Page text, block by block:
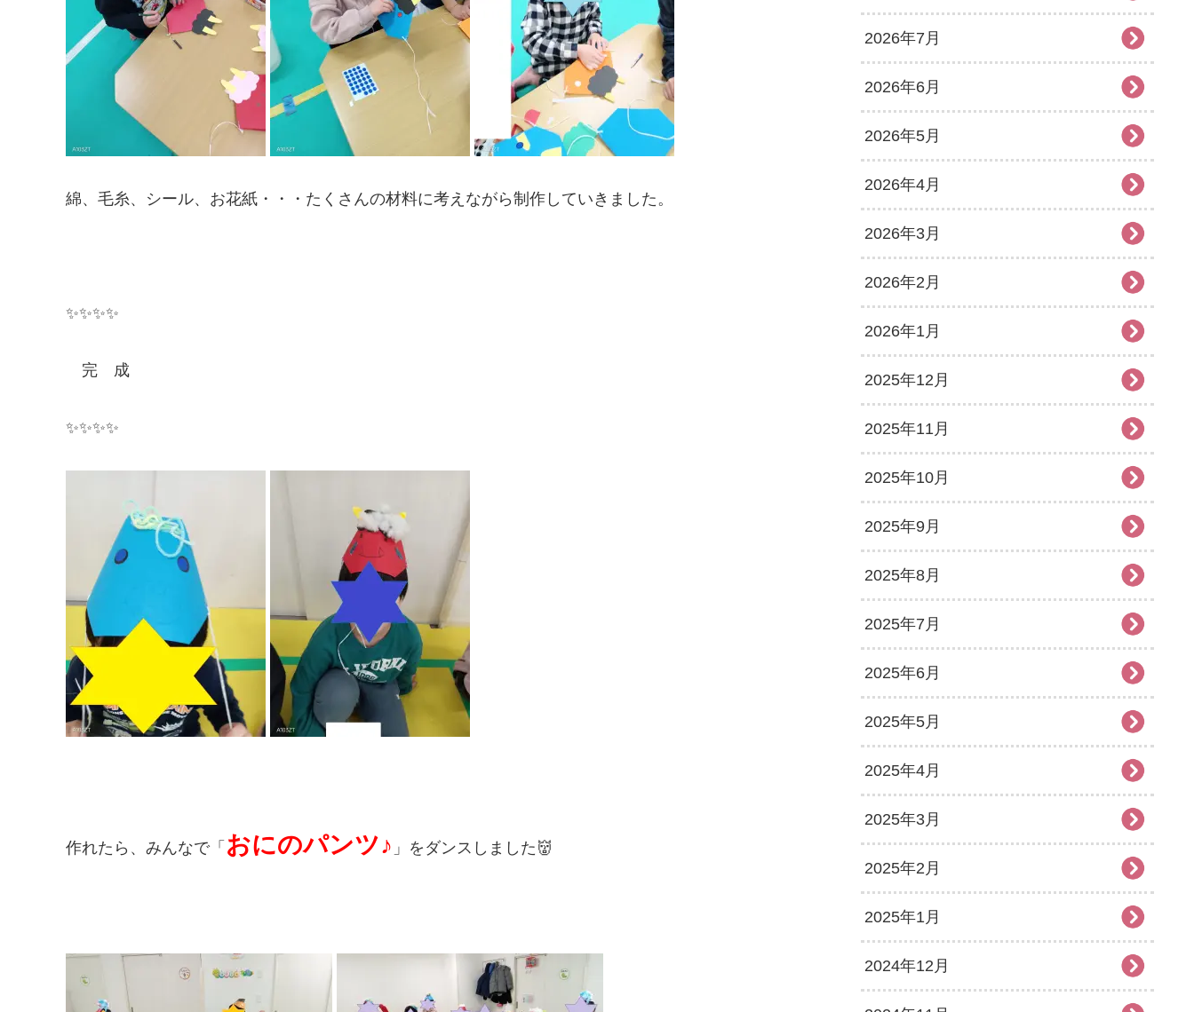
綿、毛糸、シール、お花紙・・・たくさんの材料に考えながら制作していきました。
✨✨✨✨
完 成
✨✨✨✨
作れたら、みんなで「 おにのパンツ♪ 」をダンスしました👹
2026年7月
2026年6月
2026年5月
2026年4月
2026年3月
2026年2月
2026年1月
2025年12月
2025年11月
2025年10月
2025年9月
2025年8月
2025年7月
2025年6月
2025年5月
2025年4月
2025年3月
2025年2月
2025年1月
2024年12月